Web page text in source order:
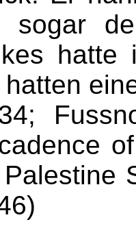
sogar
hatte
hatten